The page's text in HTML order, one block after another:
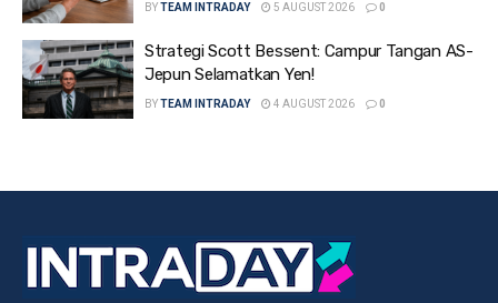
BYTEAM INTRADAY 5 AUGUST 2026 0
Strategi Scott Bessent: Campur Tangan AS-
Jepun Selamatkan Yen!
BYTEAM INTRADAY 4 AUGUST 2026 0